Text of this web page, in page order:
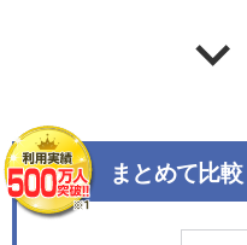
まとめて比